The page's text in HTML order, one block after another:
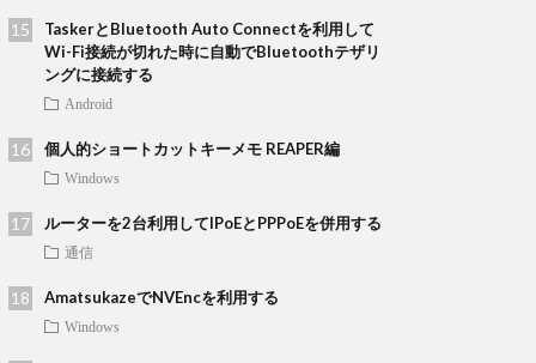
TaskerとBluetooth Auto Connectを利用して
Wi-Fi接続が切れた時に自動でBluetoothテザリ
ングに接続する
Android
個人的ショートカットキーメモ REAPER編
Windows
ルーターを2台利用してIPoEとPPPoEを併用する
通信
AmatsukazeでNVEncを利用する
Windows